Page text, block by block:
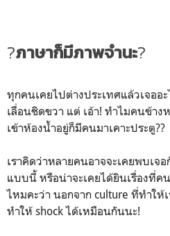
?ภาษาก็มีภาพจำนะ?
ทุกคนเคยไปต่างประเทศแล้วเจอ
เลื่อนชิดขวา แต่ เอ้า! ทำไมคนข้า
เข้าห้องน้ำอยู่ก็มีคนมาเคาะประตู??
เราคิดว่าหลายคนอาจจะเคยพบเจ
แบบนี้ หรือน่าจะเคยได้ยินเรื่องที่ค
ไหมคะว่า นอกจาก culture ที่ทำให้เ
ทำให้ shock ได้เหมือนกันนะ!